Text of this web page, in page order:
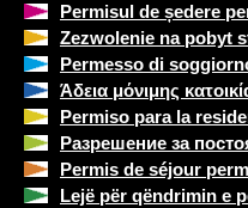
Permisul de ședere
Zezwolenie na pobyt
Permesso di
Άδεια μόνιμης
Permiso para la
Разрешение за
Permis de séjour
Lejë për qëndrimin e